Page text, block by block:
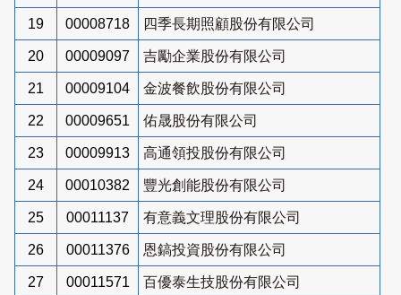
19 00008718 四季長期照顧股份有限公司
20 00009097 吉勵企業股份有限公司
21 00009104 金波餐飲股份有限公司
22 00009651 佑晟股份有限公司
23 00009913 高通領投股份有限公司
24 00010382 豐光創能股份有限公司
25 00011137 有意義文理股份有限公司
26 00011376 恩鎬投資股份有限公司
27 00011571 百優泰生技股份有限公司